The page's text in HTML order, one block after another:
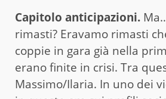
Capitolo anticipazioni.
rimasti? Eravamo rimasti
coppie in gara già nella
erano finite in crisi. Tra
Massimo/Ilaria. In uno dei